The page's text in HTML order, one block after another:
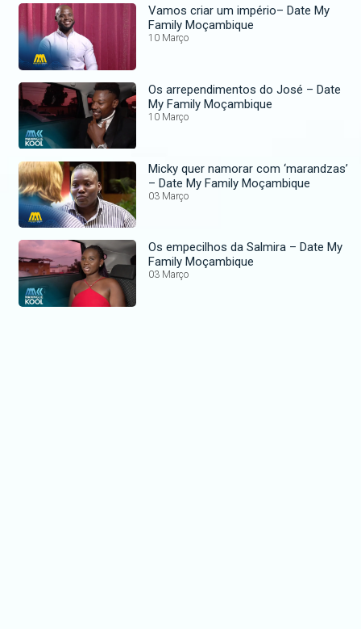
Vamos criar um império– Date My
Family Moçambique
10 Março
Os arrependimentos do José – Date
My Family Moçambique
10 Março
Micky quer namorar com ‘marandzas’
– Date My Family Moçambique
03 Março
Os empecilhos da Salmira – Date My
Family Moçambique
03 Março